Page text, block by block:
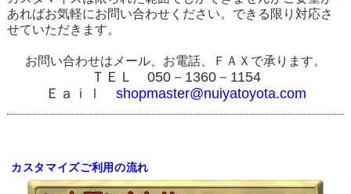
あればお気軽にお問い合わせください。できる限り対応さ
せていただきます。
お問い合わせはメール、お電話、ＦＡＸで承ります。
ＴＥＬ 050－1360－1154
Ｅａｉｌ shopmaster@nuiyatoyota.com
カスタマイズご利用の流れ